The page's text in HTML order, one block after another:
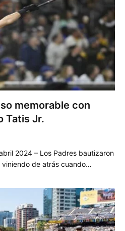
memorable con
Tatis Jr.
2024 – Los Padres bautizaron
de atrás cuando…